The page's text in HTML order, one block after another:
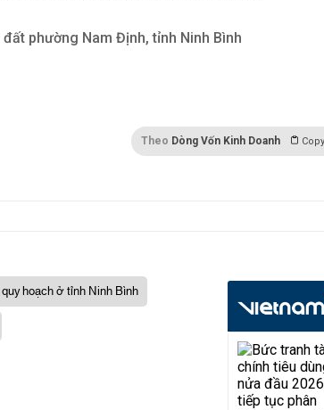
phường Nam Định, tỉnh Ninh Bình
Theo Dòng Vốn Kinh Doanh
hoạch ở tỉnh Ninh Bình